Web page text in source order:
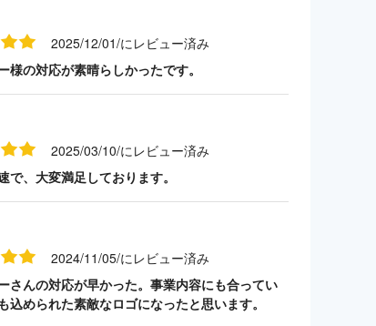
2025/12/01/にレビュー済み
様の対応が素晴らしかったです。
2025/03/10/にレビュー済み
で、大変満足しております。
2024/11/05/にレビュー済み
さんの対応が早かった。事業内容にも合ってい
込められた素敵なロゴになったと思います。